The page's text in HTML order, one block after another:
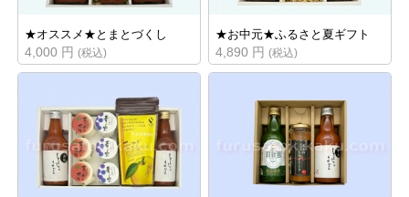
★オススメ★とまとづくし
4,000 円(税込)
★お中元★ふるさと夏ギフト
4,890 円(税込)